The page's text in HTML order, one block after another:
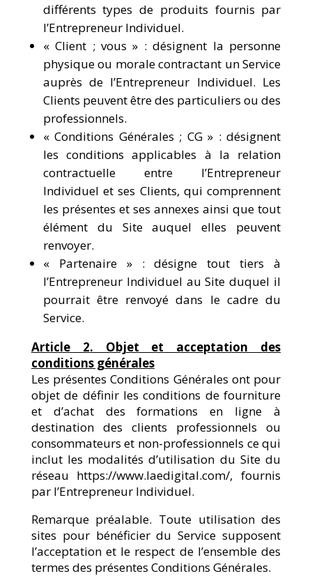
différents types de produits fournis par
l’Entrepreneur Individuel.
« Client ; vous » : désignent la personne
physique ou morale contractant un Service
auprès de l’Entrepreneur Individuel. Les
Clients peuvent être des particuliers ou des
professionnels.
« Conditions Générales ; CG » : désignent
les conditions applicables à la relation
contractuelle entre l’Entrepreneur
Individuel et ses Clients, qui comprennent
les présentes et ses annexes ainsi que tout
élément du Site auquel elles peuvent
renvoyer.
« Partenaire » : désigne tout tiers à
l’Entrepreneur Individuel au Site duquel il
pourrait être renvoyé dans le cadre du
Service.
Article 2. Objet et acceptation des
conditions générales
Les présentes Conditions Générales ont pour
objet de définir les conditions de fourniture
et d’achat des formations en ligne à
destination des clients professionnels ou
consommateurs et non-professionnels ce qui
inclut les modalités d’utilisation du Site du
réseau https://www.laedigital.com/, fournis
par l’Entrepreneur Individuel.
Remarque préalable. Toute utilisation des
sites pour bénéficier du Service supposent
l’acceptation et le respect de l’ensemble des
termes des présentes Conditions Générales.